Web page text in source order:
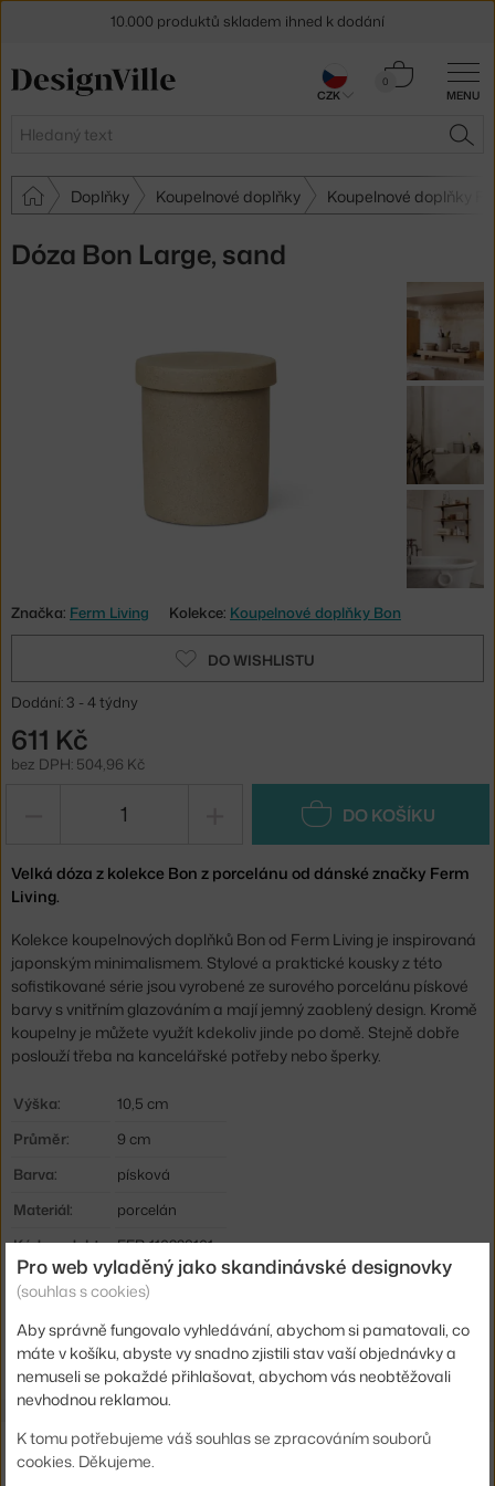
MENU
Hledat
0
Košík
Doplňky Koupelnové doplňky Koupelnové doplňky
Dóza Bon Large, sand
Značka: Ferm Living Kolekce: Koupelnové doplňky Bon
DO WISHLISTU
Dodání: 3 - 4 týdny
611 Kč
bez DPH: 504,96 Kč
DO KOŠÍKU
Velká dóza z kolekce Bon z porcelánu od dánské značky Ferm
Living.
Kolekce koupelnových doplňků Bon od Ferm Living je inspirovaná
japonským minimalismem. Stylové a praktické kousky z této
sofistikované série jsou vyrobené ze surového porcelánu pískové
barvy s vnitřním glazováním a mají jemný zaoblený design. Kromě
koupelny je můžete využít kdekoliv jinde po domě. Stejně dobře
poslouží třeba na kancelářské potřeby nebo šperky.
Výška:
10,5 cm
Průměr:
9 cm
Barva:
písková
Materiál:
porcelán
Kód produktu FER-110228101
EAN
5704723257288
Ste zo Slovenska? Prejdite naDóza Bon Large, sand
Shopping from the EU? Switch toBon Container L, sand
Ze stejné kolekce
10.000 produktů skladem ihned k dodání
Sleva 5 % pro odběratele
CZK
Pro web vyladěný jako skandinávské designovky
(souhlas s cookies)
Aby správně fungovalo vyhledávání, abychom si pamatovali, co
máte v košíku, abyste vy snadno zjistili stav vaší objednávky a
nemuseli se pokaždé přihlašovat, abychom vás neobtěžovali
nevhodnou reklamou.
K tomu potřebujeme váš souhlas se zpracováním souborů
cookies. Děkujeme.